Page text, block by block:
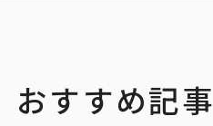
おすすめ記事